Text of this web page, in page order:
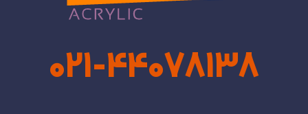
021-44078138